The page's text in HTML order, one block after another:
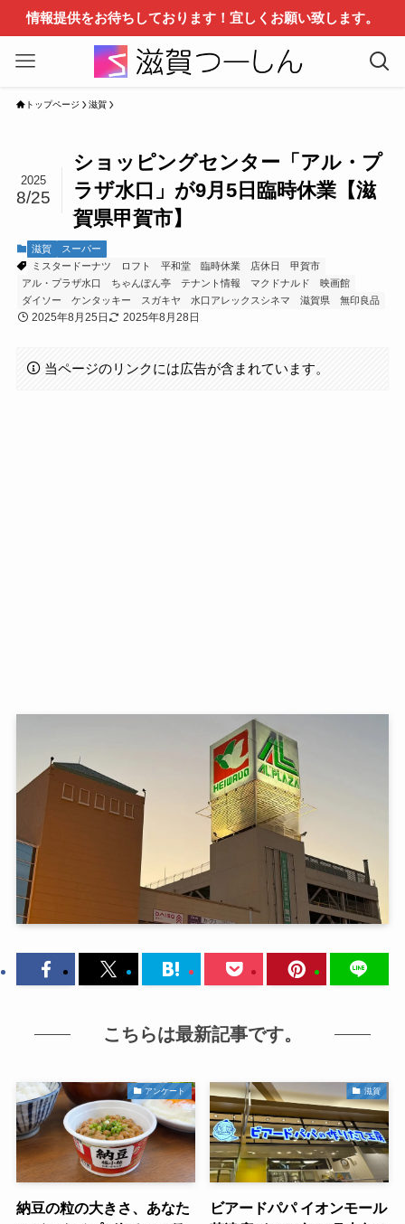
情報提供をお待ちしております！宜しくお願い致します。
トップページ 滋賀
ショッピングセンター「アル・プ
ラザ水口」が9月5日臨時休業【滋
賀県甲賀市】
2025
8/25
滋賀
スーパー
ミスタードーナツ
ロフト 平和堂 臨時休業 店休日
甲賀市
アル・プラザ水口
ちゃんぽん亭 テナント情報 マクドナルド
映画館
ダイソー
ケンタッキー スガキヤ 水口アレックスシネマ 滋賀県 無印良品
2025年8月25日 2025年8月28日
当ページのリンクには広告が含まれています。
こちらは最新記事です。
アンケート
納豆の粒の大きさ、あなた
滋賀
ビアードパパ イオンモール